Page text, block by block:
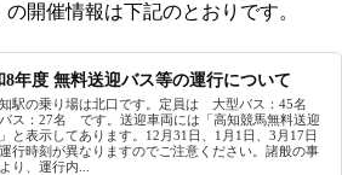
の開催情報は下記のとおりです。
8年度 無料送迎バス等の運行について
知駅の乗り場は北口です。定員は 大型バス：45名
ス：27名 です。送迎車両には「高知競馬無料送迎
と表示してあります。12月31日、1月1日、3月17日
行時刻が異なりますのでご注意ください。諸般の事
り、運行内...